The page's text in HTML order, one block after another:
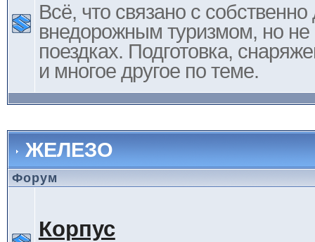
Всё, что связано с
внедорожным туризмом, но не
поездках. Подготовка,
и многое другое по теме.
ЖЕЛЕЗО
Форум
Корпус